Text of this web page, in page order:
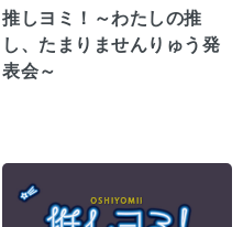
推しヨミ！～わたしの推
し、たまりませんりゅう発
表会～